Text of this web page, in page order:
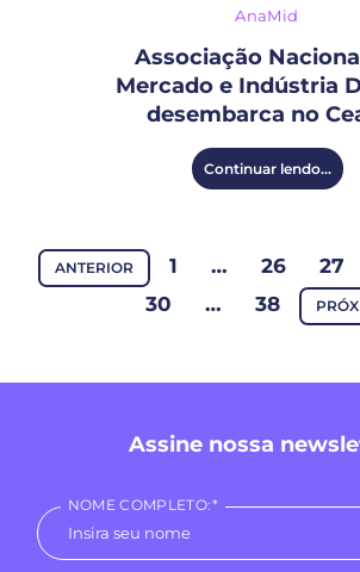
AnaMid
Associação
Mercado e Indústria
desembarca no
Continuar lendo...
ANTERIOR 1 … 26 27
30
… 38
Assine nossa
NOME COMPLETO:*